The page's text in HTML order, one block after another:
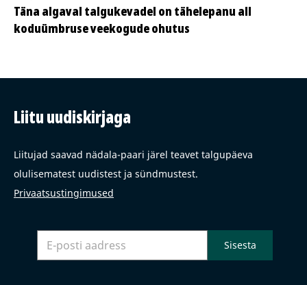
Täna algaval talgukevadel on tähelepanu all
koduümbruse veekogude ohutus
Liitu uudiskirjaga
Liitujad saavad nädala-paari järel teavet talgupäeva
olulisematest uudistest ja sündmustest.
Privaatsustingimused